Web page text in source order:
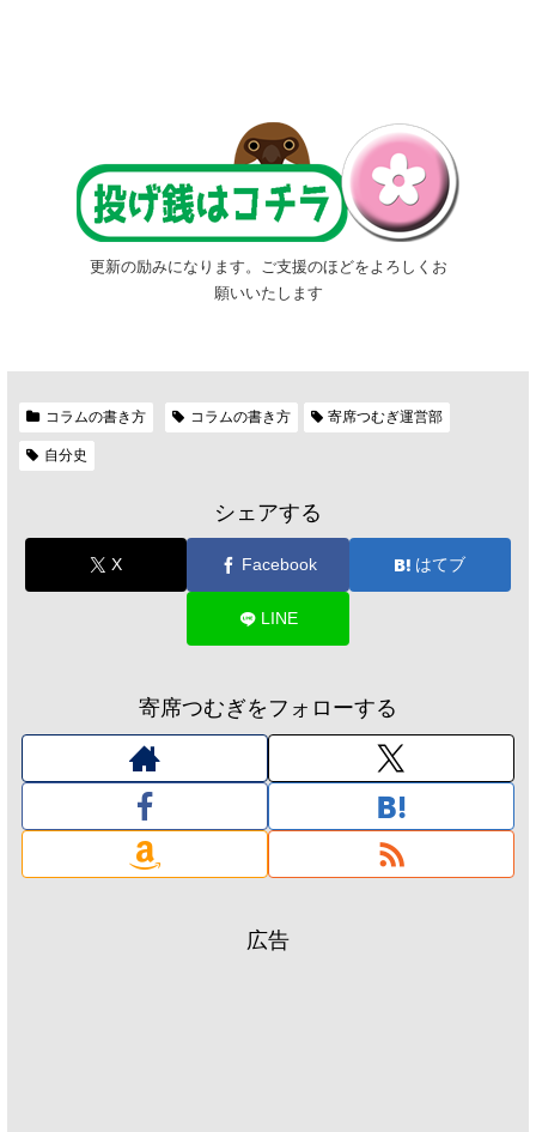
更新の励みになります。ご支援のほどをよろしくお
願いいたします
コラムの書き方 コラムの書き方 寄席つむぎ運営部
自分史
シェアする
X Facebook はてブ
LINE
寄席つむぎをフォローする
広告